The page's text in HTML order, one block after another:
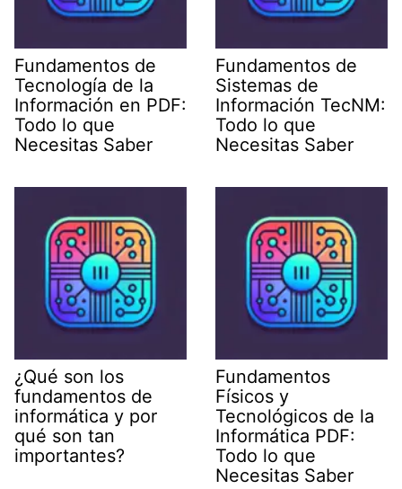
Fundamentos de
Tecnología de la
Información en PDF:
Todo lo que
Necesitas Saber
Fundamentos de
Sistemas de
Información TecNM:
Todo lo que
Necesitas Saber
¿Qué son los
fundamentos de
informática y por
qué son tan
importantes?
Fundamentos
Físicos y
Tecnológicos de la
Informática PDF:
Todo lo que
Necesitas Saber